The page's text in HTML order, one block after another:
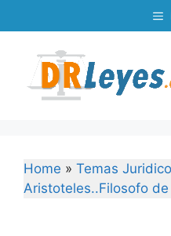
to
Home » Temas
Aristoteles..Filosofo